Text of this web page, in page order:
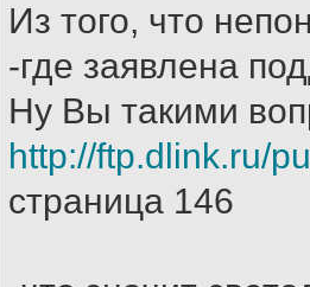
Из того, что
-где заявлена
Ну Вы такими
http://ftp.dlink.ru/
страница 146